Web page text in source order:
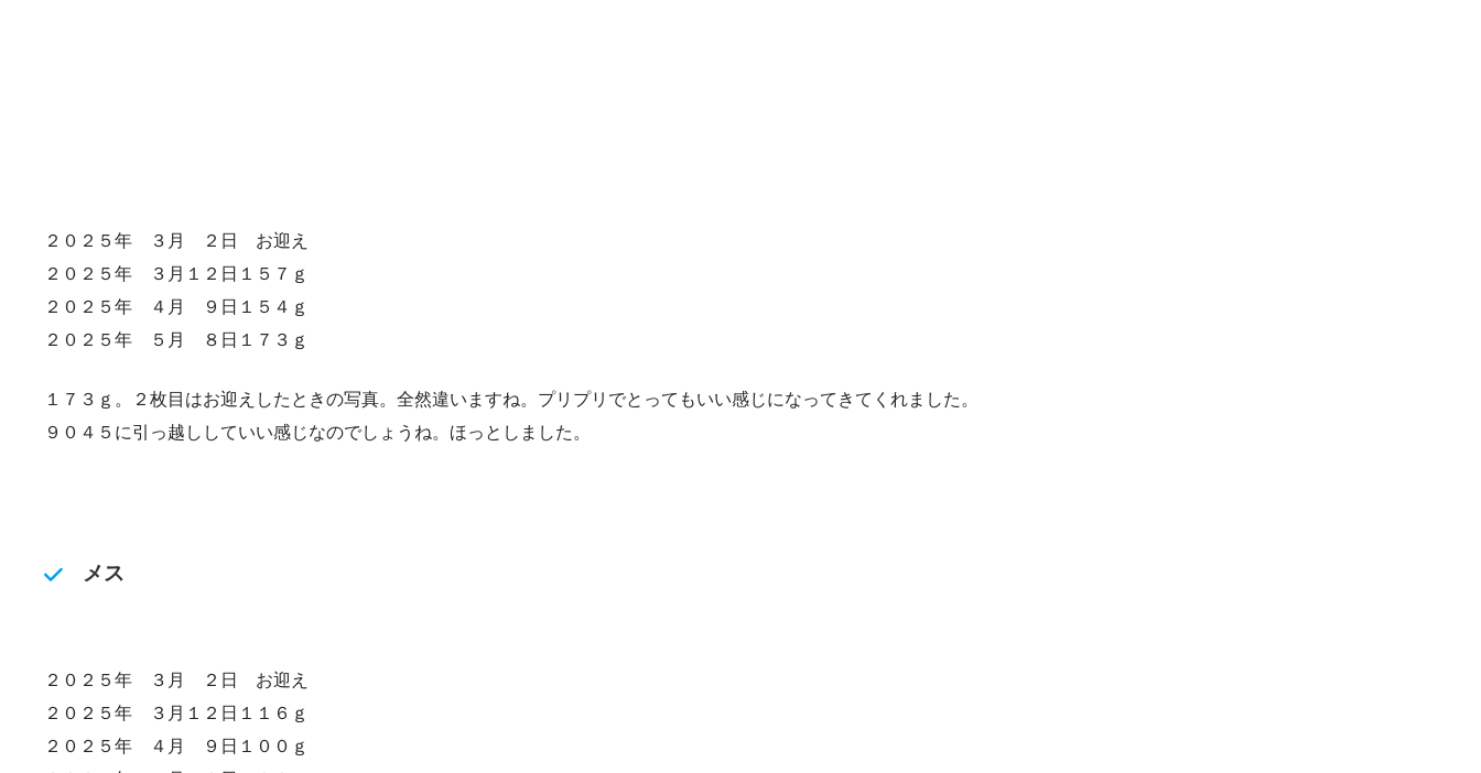
２０２５年 ３月 ２日 お迎え
２０２５年 ３月１２日１５７ｇ
２０２５年 ４月 ９日１５４ｇ
２０２５年 ５月 ８日１７３ｇ
１７３ｇ。２枚目はお迎えしたときの写真。全然違いますね。プリプリでとってもいい感じになってきてくれました。
９０４５に引っ越ししていい感じなのでしょうね。ほっとしました。
メス
２０２５年 ３月 ２日 お迎え
２０２５年 ３月１２日１１６ｇ
２０２５年 ４月 ９日１００ｇ